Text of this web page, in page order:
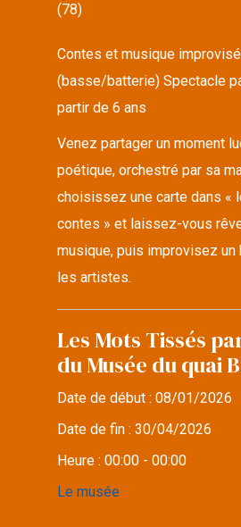
(78)
Contes et musique
(basse/batterie) Spectacle
partir de 6 ans
Venez partager un moment
poétique, orchestré par sa
choisissez une carte dans «
contes » et laissez-vous
musique, puis improvisez un
les artistes.
Les Mots Tissés
du Musée du quai
Date de début :08/01/2026
Date de fin :30/04/2026
Heure :00:00 - 00:00
Le musée